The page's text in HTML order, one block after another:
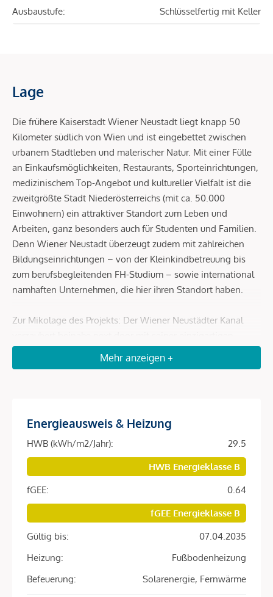
Ausbaustufe: Schlüsselfertig mit Keller
Lage
Die frühere Kaiserstadt Wiener Neustadt liegt knapp 50
Kilometer südlich von Wien und ist eingebettet zwischen
urbanem Stadtleben und malerischer Natur. Mit einer Fülle
an Einkaufsmöglichkeiten, Restaurants, Sporteinrichtungen,
medizinischem Top-Angebot und kultureller Vielfalt ist die
zweitgrößte Stadt Niederösterreichs (mit ca. 50.000
Einwohnern) ein attraktiver Standort zum Leben und
Arbeiten, ganz besonders auch für Studenten und Familien.
Denn Wiener Neustadt überzeugt zudem mit zahlreichen
Bildungseinrichtungen – von der Kleinkindbetreuung bis
zum berufsbegleitenden FH-Studium – sowie international
namhaften Unternehmen, die hier ihren Standort haben.
Zur Mikolage des Projekts: Der Wiener Neustädter Kanal
Stimmung – Seele baumeln lassen, einen Spaziergang
machen, mit dem Boot fahren! Der Einkaufstempel Merkur
und der Messe- und Veranstaltungsort Arena Nova.
Radwege führen auf ruhigen und sicheren Strecken ins
Zentrum.
Das große Extraplus: die Nähe zur Südbahnstrecke, also zu
nachhaltiger Infrastruktur. Vom nur 5 Gehminuten entfernten
Bahnhof Civitas Nova ist man mit dem Zug in 30 Minuten in
Wien. Aber auch die Anbindung an die Südautobahn A2
Naturparadiese wie Neusiedlersee, Schneeberg, Semmering,
Rax und Hohe Wand sind in maximal 45 Minuten
Mehr anzeigen +
Energieausweis & Heizung
HWB (kWh/m2/Jahr):
29.5
HWB Energieklasse B
fGEE:
0.64
fGEE Energieklasse B
Gültig bis:
07.04.2035
Heizung:
Fußbodenheizung
Befeuerung:
Solarenergie, Fernwärme